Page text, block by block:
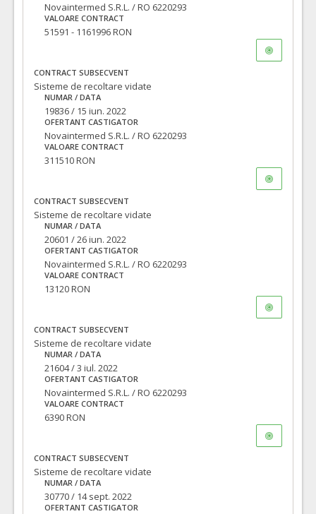
Novaintermed S.R.L. / RO 6220293
VALOARE CONTRACT
51591 - 1161996 RON
CONTRACT SUBSECVENT
Sisteme de recoltare vidate
NUMAR / DATA
19836 / 15 iun. 2022
OFERTANT CASTIGATOR
Novaintermed S.R.L. / RO 6220293
VALOARE CONTRACT
311510 RON
CONTRACT SUBSECVENT
Sisteme de recoltare vidate
NUMAR / DATA
20601 / 26 iun. 2022
OFERTANT CASTIGATOR
Novaintermed S.R.L. / RO 6220293
VALOARE CONTRACT
13120 RON
CONTRACT SUBSECVENT
Sisteme de recoltare vidate
NUMAR / DATA
21604 / 3 iul. 2022
OFERTANT CASTIGATOR
Novaintermed S.R.L. / RO 6220293
VALOARE CONTRACT
6390 RON
CONTRACT SUBSECVENT
Sisteme de recoltare vidate
NUMAR / DATA
30770 / 14 sept. 2022
OFERTANT CASTIGATOR